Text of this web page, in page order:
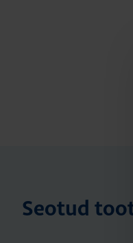
Seotud